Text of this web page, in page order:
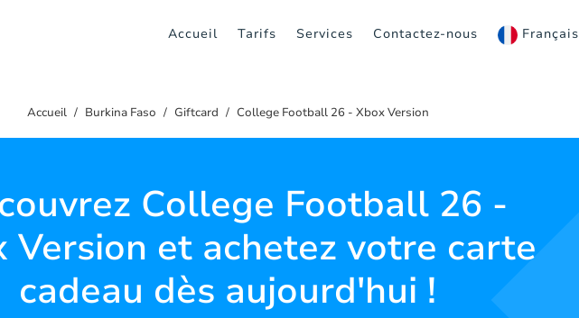
Accueil Tarifs Services Contactez-nous Français
Accueil Burkina Faso Giftcard College Football 26 - Xbox Version
College Football 26 -
Version et achetez votre carte
cadeau dès aujourd'hui !